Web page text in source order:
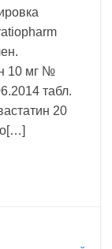
10 мг №
табл.
20